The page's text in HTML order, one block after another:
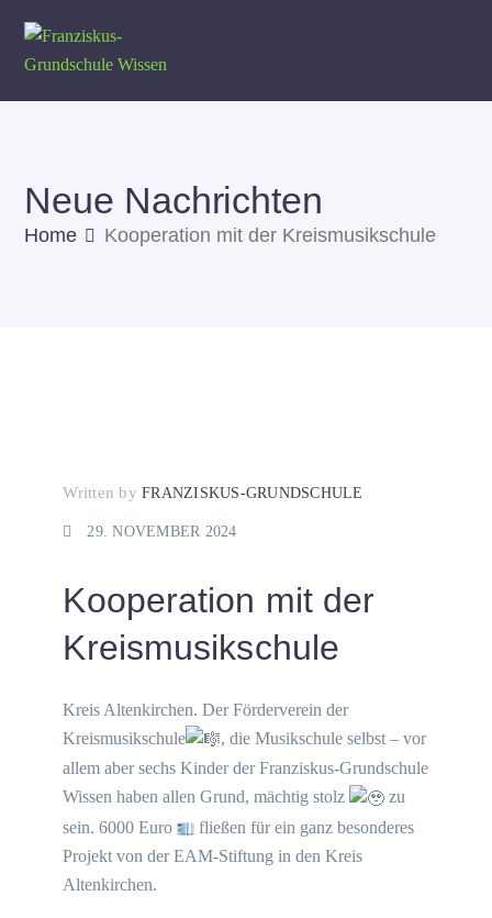
Neue Nachrichten
Home Kooperation mit der Kreismusikschule
Written by FRANZISKUS-GRUNDSCHULE
29. NOVEMBER 2024
Kooperation mit der
Kreismusikschule
Kreis Altenkirchen. Der Förderverein der
Kreismusikschule
, die Musikschule selbst – vor
allem aber sechs Kinder der Franziskus-Grundschule
Wissen haben allen Grund, mächtig stolz
zu
sein. 6000 Euro
fließen für ein ganz besonderes
Projekt von der EAM-Stiftung in den Kreis
Altenkirchen.